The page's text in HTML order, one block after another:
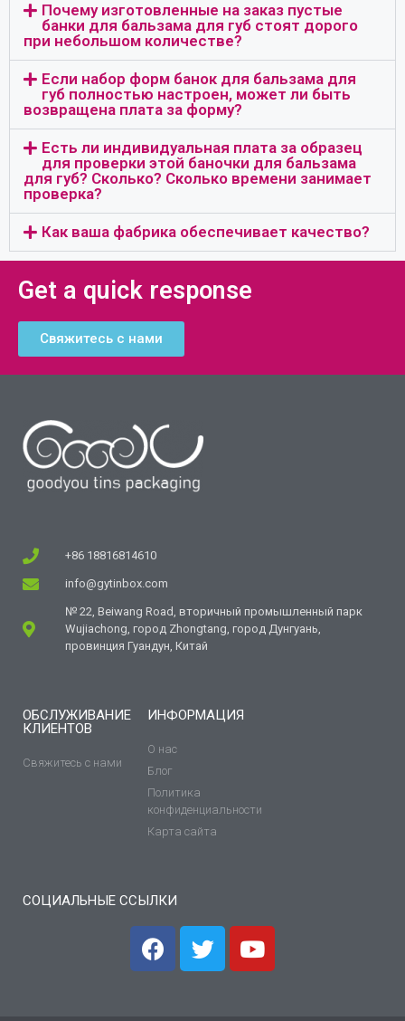
Почему изготовленные на заказ пустые
банки для бальзама для губ стоят дорого
при небольшом количестве?
Если набор форм банок для бальзама для
губ полностью настроен, может ли быть
возвращена плата за форму?
Есть ли индивидуальная плата за образец
для проверки этой баночки для бальзама
для губ? Сколько? Сколько времени занимает
проверка?
Как ваша фабрика обеспечивает качество?
Get a quick response
Свяжитесь с нами
+86 18816814610
info@gytinbox.com
№ 22, Beiwang Road, вторичный промышленный парк
Wujiachong, город Zhongtang, город Дунгуань,
провинция Гуандун, Китай
ОБСЛУЖИВАНИЕ
КЛИЕНТОВ
Свяжитесь с нами
ИНФОРМАЦИЯ
О нас
Блог
Политика
конфиденциальности
Карта сайта
СОЦИАЛЬНЫЕ ССЫЛКИ